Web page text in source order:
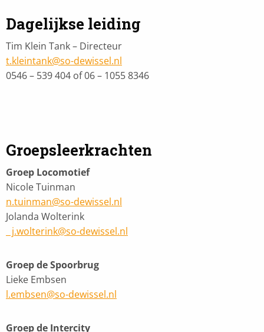
Dagelijkse leiding
Tim Klein Tank – Directeur
t.kleintank@so-dewissel.nl
0546 – 539 404 of 06 – 1055 8346
Groepsleerkrachten
Groep Locomotief
Nicole Tuinman
n.tuinman@so-dewissel.nl
Jolanda Wolterink
j.wolterink@so-dewissel.nl
Groep de Spoorbrug
Lieke Embsen
l.embsen@so-dewissel.nl
Groep de Intercity